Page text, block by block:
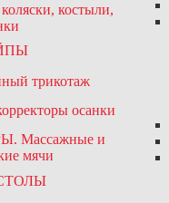
костыли,
трикотаж
осанки
Массажные и
мячи